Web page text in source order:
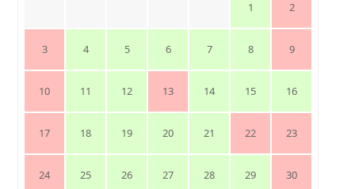
1 2
3 4 5 6 7 8 9
10 11 12 13 14 15 16
17 18 19 20 21 22 23
24 25 26 27 28 29 30